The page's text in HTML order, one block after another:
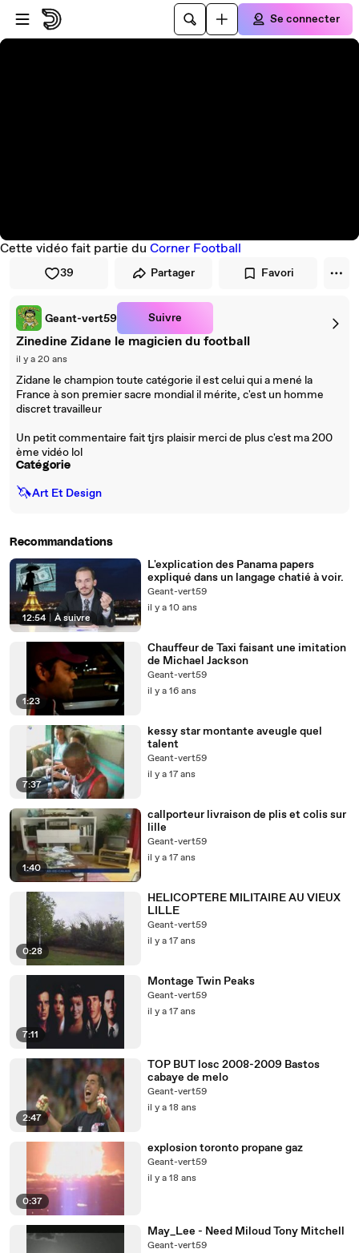
Passer au player
Passer au contenu principal
Se connecter
Cette vidéo fait partie du Corner Football
39 Partager Favori
Geant-vert59 Suivre
Zinedine Zidane le magicien du football
il y a 20 ans
Zidane le champion toute catégorie il est celui qui a mené la
France à son premier sacre mondial il mérite, c'est un homme
discret travailleur
Un petit commentaire fait tjrs plaisir merci de plus c'est ma 200
ème vidéo lol
Catégorie
🦄Art Et Design
Recommandations
12:54 À suivre
L'explication des Panama papers
expliqué dans un langage chatié à voir.
Geant-vert59
il y a 10 ans
1:23
Chauffeur de Taxi faisant une imitation
de Michael Jackson
Geant-vert59
il y a 16 ans
7:37
kessy star montante aveugle quel
talent
Geant-vert59
il y a 17 ans
1:40
callporteur livraison de plis et colis sur
lille
Geant-vert59
il y a 17 ans
0:28
HELICOPTERE MILITAIRE AU VIEUX
LILLE
Geant-vert59
il y a 17 ans
7:11
Montage Twin Peaks
Geant-vert59
il y a 17 ans
2:47
TOP BUT losc 2008-2009 Bastos
cabaye de melo
Geant-vert59
il y a 18 ans
0:37
explosion toronto propane gaz
Geant-vert59
il y a 18 ans
May_Lee - Need Miloud Tony Mitchell
Geant-vert59